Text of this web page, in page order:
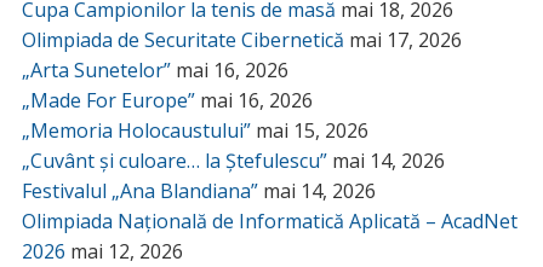
Cupa Campionilor la tenis de masă mai 18, 2026
Olimpiada de Securitate Cibernetică mai 17, 2026
„Arta Sunetelor” mai 16, 2026
„Made For Europe” mai 16, 2026
„Memoria Holocaustului” mai 15, 2026
„Cuvânt și culoare… la Ștefulescu” mai 14, 2026
Festivalul „Ana Blandiana” mai 14, 2026
Olimpiada Națională de Informatică Aplicată – AcadNet
2026 mai 12, 2026